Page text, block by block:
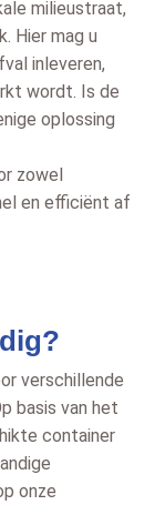
milieustraat,
Hier mag u
inleveren,
wordt. Is de
oplossing
zowel
en efficiënt af
verschillende
basis van het
container
onze